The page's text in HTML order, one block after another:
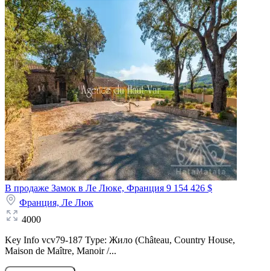
В продаже Замок в Ле Люке, Франция 9 154 426 $
Франция, Ле Люк
4000
Key Info vcv79-187 Type: Жило (Château, Country House,
Maison de Maître, Manoir /...